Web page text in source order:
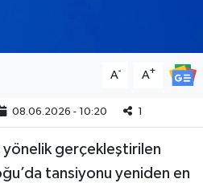
A- A+
08.06.2026 - 10:20 1
yönelik gerçekleştirilen
tansiyonu yeniden en